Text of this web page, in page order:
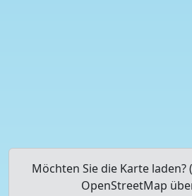
Möchten Sie die Karte
OpenStreetMap